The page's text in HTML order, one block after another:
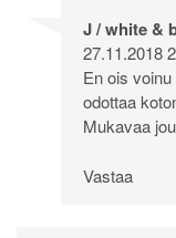
J / white &
27.11.2018
En ois
odottaa
Mukavaa
Vastaa